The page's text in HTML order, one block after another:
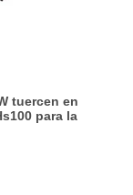
tuercen en
para la